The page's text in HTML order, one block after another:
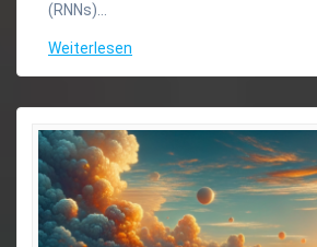
(RNNs)…
Weiterlesen